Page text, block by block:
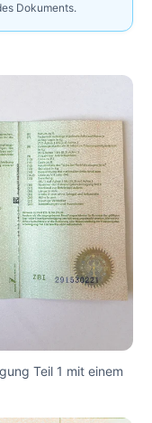
Dokuments.
Teil 1 mit einem